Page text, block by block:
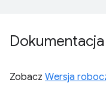
Dokumentacja
Zobacz Wersja